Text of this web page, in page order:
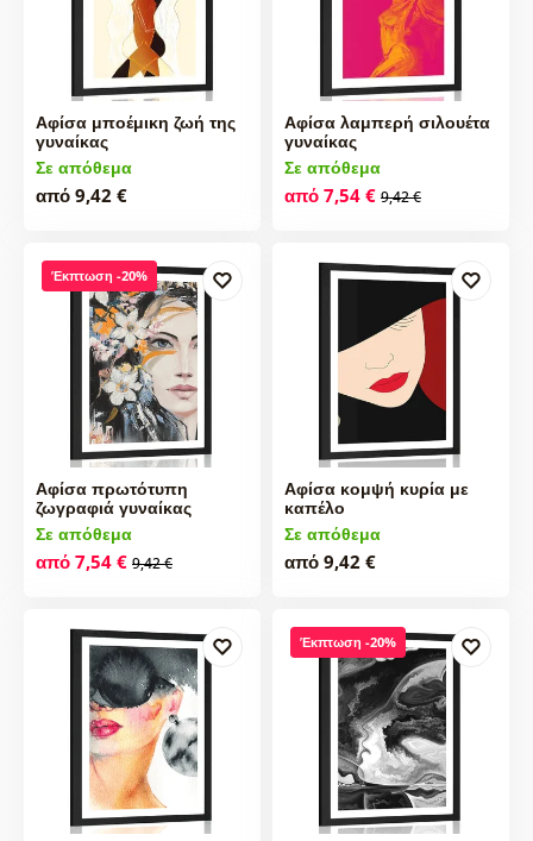
Αφίσα μποέμικη ζωή της
γυναίκας
Σε απόθεμα
από 9,42 €
Αφίσα λαμπερή σιλουέτα
γυναίκας
Σε απόθεμα
από 7,54 € 9,42 €
Έκπτωση -20%
Αφίσα πρωτότυπη
ζωγραφιά γυναίκας
Σε απόθεμα
από 7,54 € 9,42 €
Αφίσα κομψή κυρία με
καπέλο
Σε απόθεμα
από 9,42 €
Έκπτωση -20%